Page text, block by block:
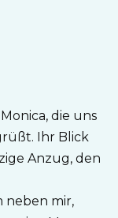
die uns
Ihr Blick
Anzug, den
neben mir,